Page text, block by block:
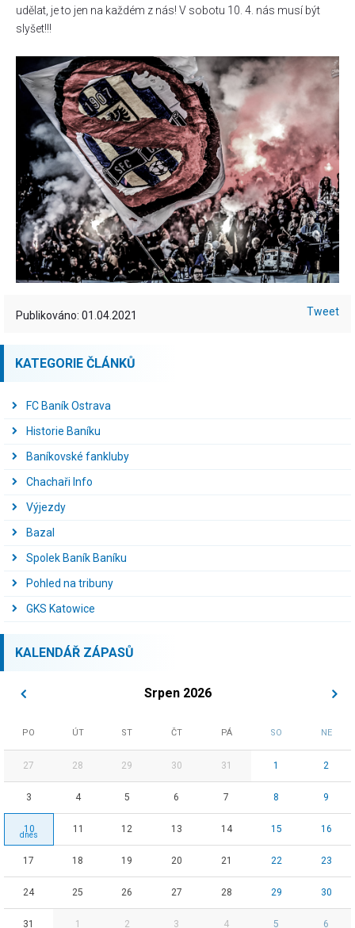
udělat, je to jen na každém z nás! V sobotu 10. 4. nás musí být
slyšet!!!
Publikováno: 01.04.2021 Tweet
KATEGORIE ČLÁNKŮ
FC Baník Ostrava
Historie Baníku
Baníkovské fankluby
Chachaři Info
Výjezdy
Bazal
Spolek Baník Baníku
Pohled na tribuny
GKS Katowice
KALENDÁŘ ZÁPASŮ
Srpen 2026
PO ÚT ST ČT PÁ SO NE
27 28 29 30 31 1 2
3 4 5 6 7 8 9
10 11 12 13 14 15 16
17 18 19 20 21 22 23
24 25 26 27 28 29 30
31 1 2 3 4 5 6